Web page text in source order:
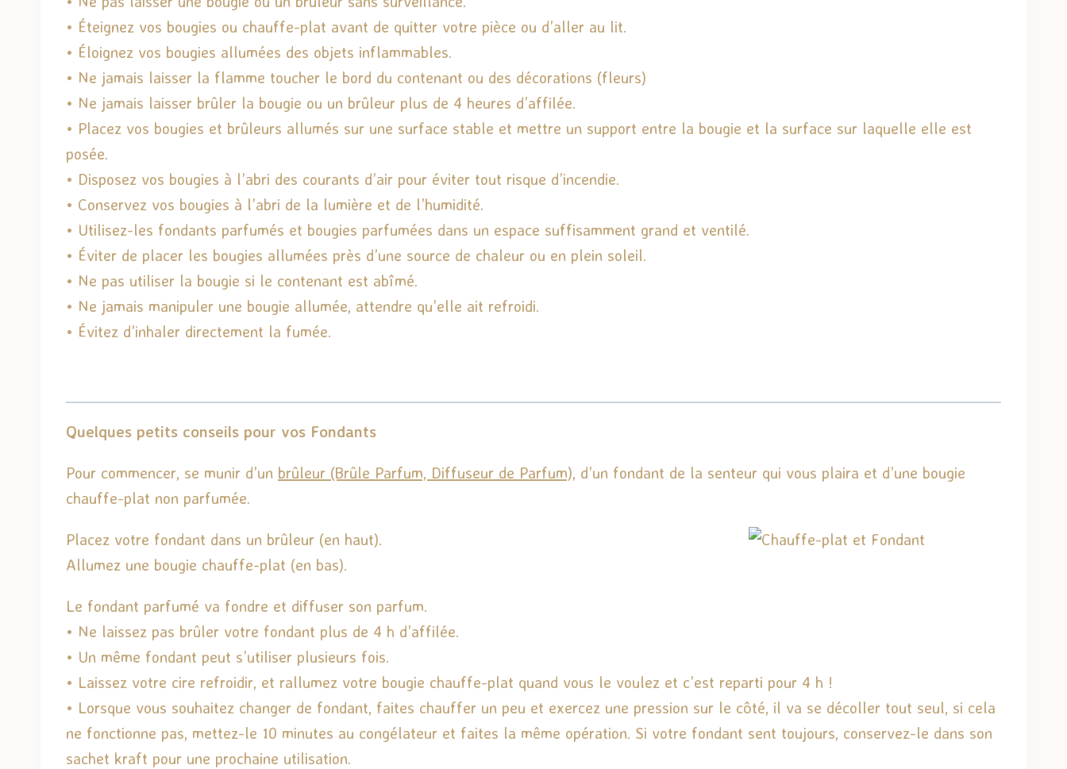
• Éteignez vos bougies ou chauffe-plat avant de quitter votre pièce ou d’aller au lit.
• Éloignez vos bougies allumées des objets inflammables.
• Ne jamais laisser la flamme toucher le bord du contenant ou des décorations (fleurs)
• Ne jamais laisser brûler la bougie ou un brûleur plus de 4 heures d’affilée.
• Placez vos bougies et brûleurs allumés sur une surface stable et mettre un support entre la bougie et la surface sur laquelle elle est
posée.
• Disposez vos bougies à l’abri des courants d’air pour éviter tout risque d’incendie.
• Conservez vos bougies à l’abri de la lumière et de l’humidité.
• Utilisez-les fondants parfumés et bougies parfumées dans un espace suffisamment grand et ventilé.
• Éviter de placer les bougies allumées près d’une source de chaleur ou en plein soleil.
• Ne pas utiliser la bougie si le contenant est abîmé.
• Ne jamais manipuler une bougie allumée, attendre qu’elle ait refroidi.
• Évitez d’inhaler directement la fumée.
Quelques petits conseils pour vos Fondants
Pour commencer, se munir d’un brûleur (Brûle Parfum, Diffuseur de Parfum), d’un fondant de la senteur qui vous plaira et d’une bougie
chauffe-plat non parfumée.
Placez votre fondant dans un brûleur (en haut).
Allumez une bougie chauffe-plat (en bas).
Le fondant parfumé va fondre et diffuser son parfum.
• Ne laissez pas brûler votre fondant plus de 4 h d’affilée.
• Un même fondant peut s’utiliser plusieurs fois.
• Laissez votre cire refroidir, et rallumez votre bougie chauffe-plat quand vous le voulez et c’est reparti pour 4 h !
• Lorsque vous souhaitez changer de fondant, faites chauffer un peu et exercez une pression sur le côté, il va se décoller tout seul, si cela
ne fonctionne pas, mettez-le 10 minutes au congélateur et faites la même opération. Si votre fondant sent toujours, conservez-le dans son
sachet kraft pour une prochaine utilisation.